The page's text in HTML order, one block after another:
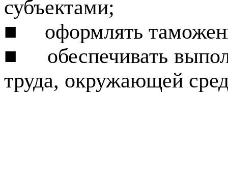
субъектами;
■
оформлять
■
обеспечивать
труда, окружающей